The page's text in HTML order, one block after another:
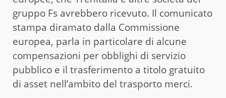
gruppo Fs avrebbero ricevuto. Il comunicato
stampa diramato dalla Commissione
europea, parla in particolare di alcune
compensazioni per obblighi di servizio
pubblico e il trasferimento a titolo gratuito
di asset nell’ambito del trasporto merci.